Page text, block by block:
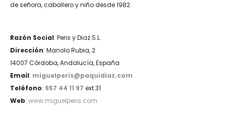
de señora, caballero y niño desde 1982.
Razón Social: Peris y Diaz S.L.
Dirección: Manolo Rubia, 2
14007 Córdoba, Andalucía, España
Email: miguelperis@paquidiaz.com
Teléfono: 957 44 11 97 ext 31
Web: www.miguelperis.com